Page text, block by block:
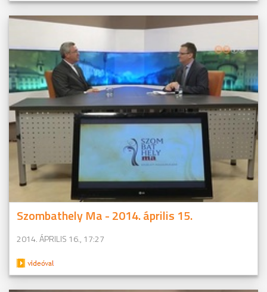
Szombathely Ma - 2014. április 15.
2014. ÁPRILIS 16., 17:27